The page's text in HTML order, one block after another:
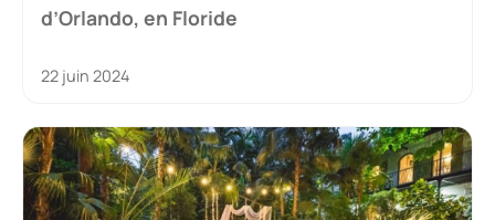
d’Orlando, en Floride
22 juin 2024